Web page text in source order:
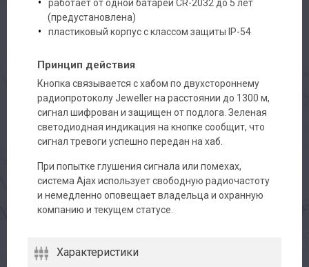
Сервис
Доставка
Контакты
работает от одной батареи CR-2032 до 5 лет
(предустановлена)
пластиковый корпус с классом защиты IP-54
Принцип действия
Кнопка связывается с хабом по двухстороннему
радиопротоколу Jeweller на расстоянии до 1300 м,
сигнал шифрован и защищен от подлога. Зеленая
светодиодная индикация на кнопке сообщит, что
сигнал тревоги успешно передан на хаб.
При попытке глушения сигнала или помехах,
система Ajax использует свободную радиочастоту
и немедленно оповещает владельца и охранную
компанию и текущем статусе.
Характеристики